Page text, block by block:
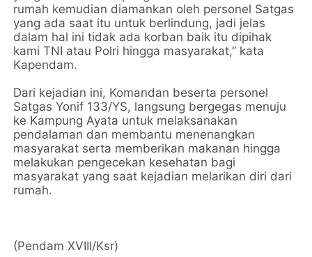
rumah kemudian diamankan oleh personel Satgas
yang ada saat itu untuk berlindung, jadi jelas
dalam hal ini tidak ada korban baik itu dipihak
kami TNI atau Polri hingga masyarakat,” kata
Kapendam.
Dari kejadian ini, Komandan beserta personel
Satgas Yonif 133/YS, langsung bergegas menuju
ke Kampung Ayata untuk melaksanakan
pendalaman dan membantu menenangkan
masyarakat serta memberikan makanan hingga
melakukan pengecekan kesehatan bagi
masyarakat yang saat kejadian melarikan diri dari
rumah.
(Pendam XVIII/Ksr)